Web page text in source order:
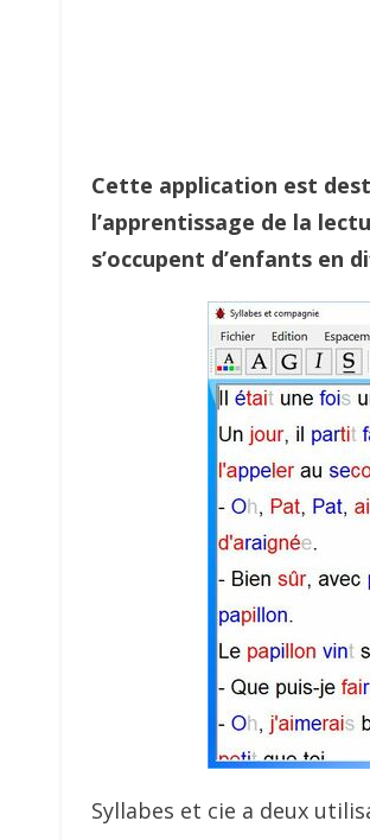
Cette application est
l’apprentissage de la
s’occupent d’enfants en
Syllabes et cie a deux